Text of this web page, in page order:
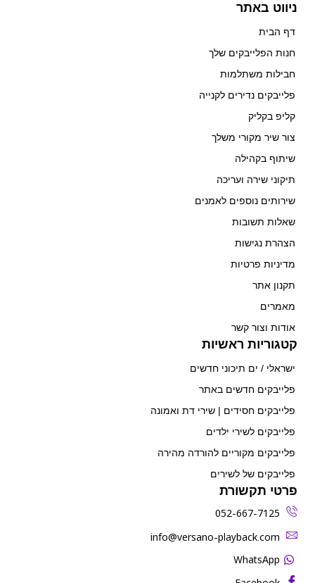
ניווט באתר
דף הבית
חנות הפלייבקים שלך
חבילות משתלמות
פלייבקים נדירים לקנייה
קליפ בקליק
צור שיר מקורי משלך
שיתוף בקהילה
תיקוני שירה ועריכה
שירותים נוספים לאמנים
שאלות תשובות
הצהרת נגישות
מדיניות פרטיות
תקנון אתר
מאמרים
אודות וצור קשר
קטגוריות ראשיות
ישראלי / ים תיכוני חדשים
פלייבקים חדשים באתר
פלייבקים חסידים | שירי דת ואמונה
פלייבקים לשירי ילדים
פלייבקים מקוריים להורדה מהירה
פלייבקים של לשירים
פרטי תקשורת
052-667-7125
‫info@versano-playback.com‬
WhatsApp